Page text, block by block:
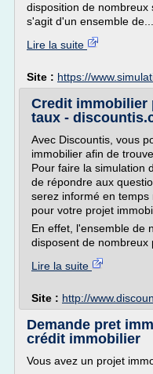
disposition de nombreux
s'agit d'un ensemble de...
Lire la suite
Site : https://
Credit immobilier
taux -
Avec Discountis, vous
immobilier afin de
Pour faire la simulation
de répondre aux
serez informé en
pour votre projet
En effet, l'ensemble de
disposent de nombreux
Lire la suite
Site : http://
Demande pret
crédit immobilier
Vous avez un projet